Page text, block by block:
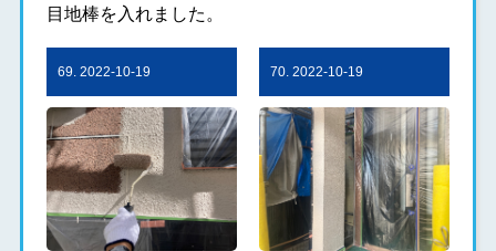
目地棒を入れました。
69. 2022-10-19 70. 2022-10-19